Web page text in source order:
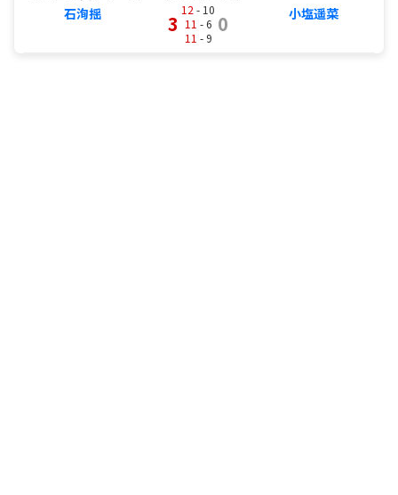
石洵揺
3
12 - 10
11 - 6
11 - 9
0 小塩遥菜